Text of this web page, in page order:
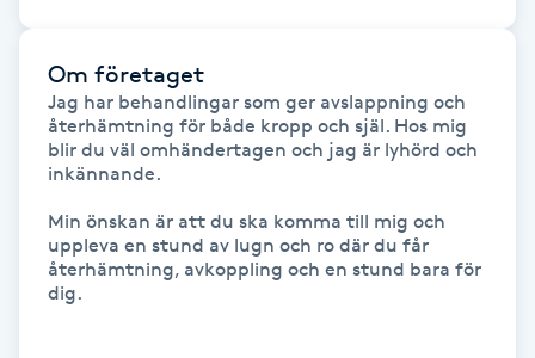
Fransförlängning Volym
Fransk manikyr
Fransrengöring
Frekvensterapi
Friskvård
Om företaget
Jag har behandlingar som ger avslappning och
återhämtning för både kropp och själ. Hos mig
blir du väl omhändertagen och jag är lyhörd och
inkännande.
Min önskan är att du ska komma till mig och
uppleva en stund av lugn och ro där du får
återhämtning, avkoppling och en stund bara för
dig.